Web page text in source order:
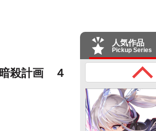
殺計画 ４
人気作品
Pickup Series